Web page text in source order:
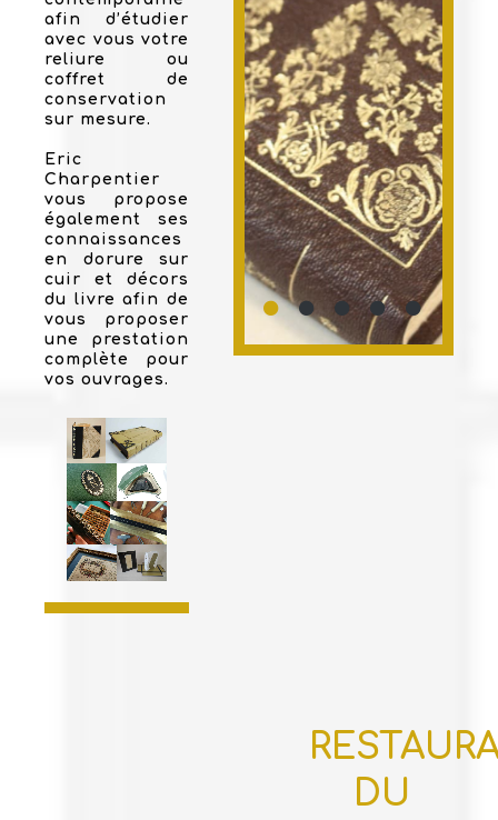
afin d’étudier
avec vous votre
reliure ou
coffret de
conservation
sur mesure.
Eric
Charpentier
vous propose
également ses
connaissances
en dorure sur
cuir et décors
du livre afin de
vous proposer
une prestation
complète pour
vos ouvrages.
DU